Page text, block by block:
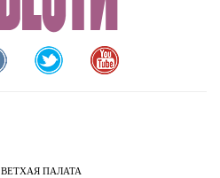
ВЕТХАЯ ПАЛАТА